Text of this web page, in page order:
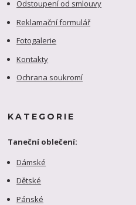
Odstoupení od smlouvy
Reklamační formulář
Fotogalerie
Kontakty
Ochrana soukromí
KATEGORIE
Taneční oblečení:
Dámské
Dětské
Pánské